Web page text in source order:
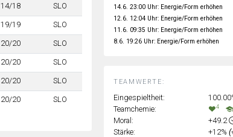
14/18 SLO
19/19 SLO
20/20 SLO
20/20 SLO
20/20 SLO
20/20 SLO
TEAMWERTE:
Eingespieltheit:
Teamchemie:
4
Moral:
+49.2
Stärke:
+12%
14.6. 23:00 Uhr: Energie/Form erhöhen
12.6. 12:04 Uhr: Energie/Form erhöhen
11.6. 09:35 Uhr: Energie/Form erhöhen
8.6. 19:26 Uhr: Energie/Form erhöhen